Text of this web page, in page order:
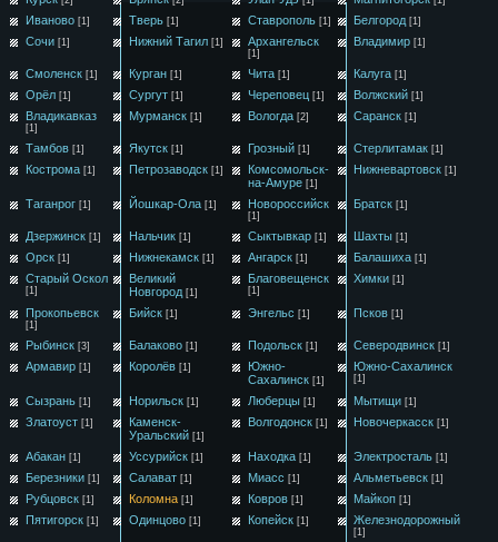
Иваново [1] Тверь [1] Ставрополь [1] Белгород [1]
Сочи [1] Нижний Тагил [1] Архангельск
[1]
Владимир [1]
Смоленск [1] Курган [1] Чита [1] Калуга [1]
Орёл [1] Сургут [1] Череповец [1] Волжский [1]
Владикавказ
[1]
Мурманск [1] Вологда [2] Саранск [1]
Тамбов [1] Якутск [1] Грозный [1] Стерлитамак [1]
Кострома [1] Петрозаводск [1]
Комсомольск-
на-Амуре [1]
Нижневартовск [1]
Таганрог [1] Йошкар-Ола [1] Новороссийск
[1]
Братск [1]
Дзержинск [1] Нальчик [1] Сыктывкар [1] Шахты [1]
Орск [1] Нижнекамск [1] Ангарск [1] Балашиха [1]
Старый Оскол
[1]
Великий
Новгород [1]
Благовещенск
[1]
Химки [1]
Прокопьевск
[1]
Бийск [1] Энгельс [1] Псков [1]
Рыбинск [3] Балаково [1] Подольск [1] Северодвинск [1]
Армавир [1] Королёв [1]
Южно-
Сахалинск [1]
Южно-Сахалинск
[1]
Сызрань [1] Норильск [1] Люберцы [1] Мытищи [1]
Златоуст [1]
Каменск-
Уральский [1]
Волгодонск [1] Новочеркасск [1]
Абакан [1] Уссурийск [1] Находка [1] Электросталь [1]
Березники [1] Салават [1] Миасс [1] Альметьевск [1]
Рубцовск [1] Коломна [1] Ковров [1] Майкоп [1]
Пятигорск [1] Одинцово [1] Копейск [1] Железнодорожный
[1]